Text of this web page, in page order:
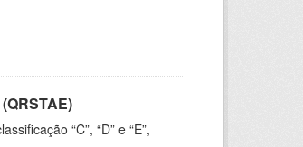
“C”, “D” e “E”,